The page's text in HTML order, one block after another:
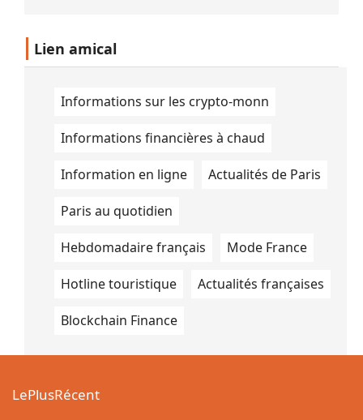
Lien amical
Informations sur les crypto-monn
Informations financières à chaud
Information en ligne Actualités de Paris
Paris au quotidien
Hebdomadaire français Mode France
Hotline touristique Actualités françaises
Blockchain Finance
LePlusRécent